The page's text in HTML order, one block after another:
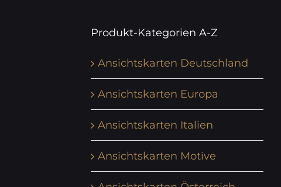
Produkt-Kategorien A-Z
Ansichtskarten Deutschland
Ansichtskarten Europa
Ansichtskarten Italien
Ansichtskarten Motive